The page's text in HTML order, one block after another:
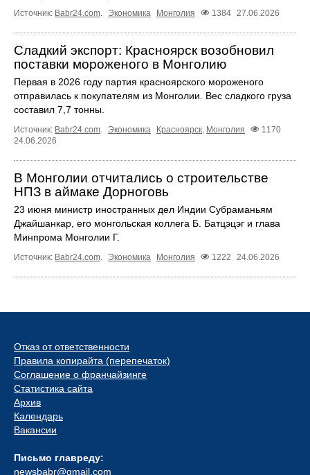
Источник: Babr24.com. Экономика Монголия 1384 27.06.2026
Сладкий экспорт: Красноярск возобновил
поставки мороженого в Монголию
Первая в 2026 году партия красноярского мороженого
отправилась к покупателям из Монголии. Вес сладкого груза
составил 7,7 тонны.
Источник: Babr24.com. Экономика Красноярск, Монголия
1170
24.06.2026
В Монголии отчитались о строительстве
НПЗ в аймаке Дорноговь
23 июня министр иностранных дел Индии Субраманьям
Джайшанкар, его монгольская коллега Б. Батцэцэг и глава
Минпрома Монголии Г.
Источник: Babr24.com. Экономика Монголия 1222 24.06.2026
Отказ от ответственности
Правила копирайта (перепечаток)
Соглашение о франчайзинге
Статистика сайта
Архив
Календарь
Вакансии
Письмо главреду:
newsbabr@gmail.com